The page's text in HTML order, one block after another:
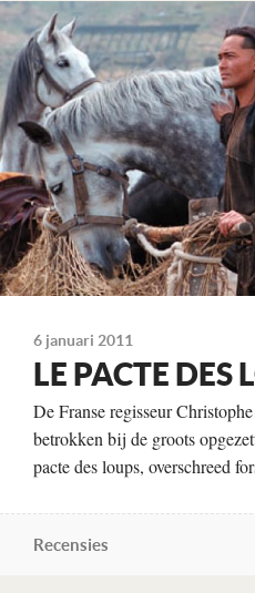
Met
Samuel Le Bihan
Mark Dacascos
Emilie Dequenne
Vincent Cassel
Jean-François Stévenin
Jacques Perrin
Jérémie Renier
Monica Bellucci
Johan Leysen
Jean Yanne
Kleur, 142 minuten
Distributeur
A-Film Distribution
Te zien
vanaf 3 mei
6 januari 2011
LE PACTE DES
De Franse regisseur
betrokken bij de groots
pacte des loups, overschreed
Recensies